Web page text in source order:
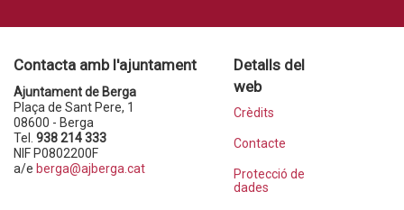
Contacta amb l'ajuntament
Ajuntament de Berga
Plaça de Sant Pere, 1
08600 - Berga
Tel. 938 214 333
NIF P0802200F
a/e berga@ajberga.cat
Detalls del
web
Crèdits
Contacte
Protecció de
dades